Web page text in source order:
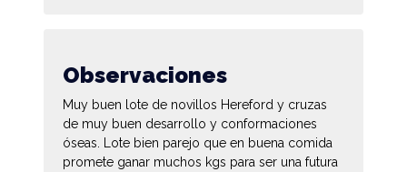
Observaciones
Muy buen lote de novillos Hereford y cruzas
de muy buen desarrollo y conformaciones
óseas. Lote bien parejo que en buena comida
promete ganar muchos kgs para ser una futura